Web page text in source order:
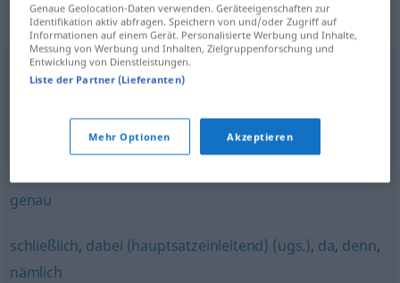
Synonyme für "ja"
bloß (ärgerlich oder warnend) (ugs., regional)
bloß (ugs.)
genau
schließlich, dabei (hauptsatzeinleitend) (ugs.), da, denn,
nämlich
Genaue Geolocation-Daten verwenden. Geräteeigenschaften zur
Identifikation aktiv abfragen. Speichern von und/oder Zugriff auf
Informationen auf einem Gerät. Personalisierte Werbung und Inhalte,
Messung von Werbung und Inhalten, Zielgruppenforschung und
Entwicklung von Dienstleistungen.
Liste der Partner (Lieferanten)
Mehr Optionen Akzeptieren